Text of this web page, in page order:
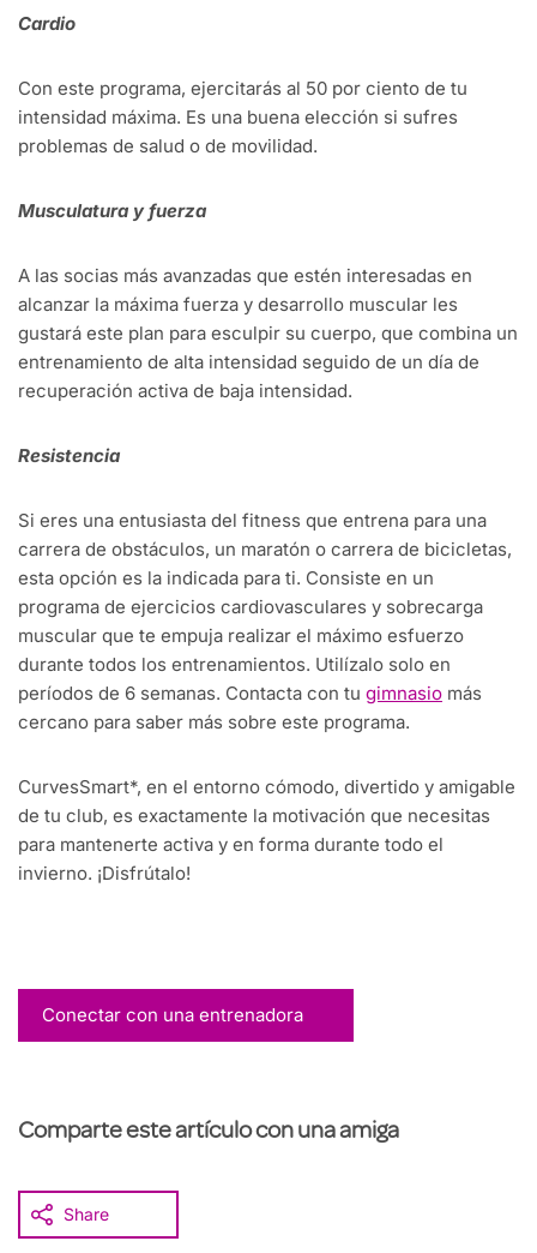
Cardio
Con este programa, ejercitarás al 50 por ciento de tu
intensidad máxima. Es una buena elección si sufres
problemas de salud o de movilidad.
Musculatura y fuerza
A las socias más avanzadas que estén interesadas en
alcanzar la máxima fuerza y desarrollo muscular les
gustará este plan para esculpir su cuerpo, que combina un
entrenamiento de alta intensidad seguido de un día de
recuperación activa de baja intensidad.
Resistencia
Si eres una entusiasta del fitness que entrena para una
carrera de obstáculos, un maratón o carrera de bicicletas,
esta opción es la indicada para ti. Consiste en un
programa de ejercicios cardiovasculares y sobrecarga
muscular que te empuja realizar el máximo esfuerzo
durante todos los entrenamientos. Utilízalo solo en
períodos de 6 semanas. Contacta con tu gimnasio más
cercano para saber más sobre este programa.
CurvesSmart*, en el entorno cómodo, divertido y amigable
de tu club, es exactamente la motivación que necesitas
para mantenerte activa y en forma durante todo el
invierno. ¡Disfrútalo!
Conectar con una entrenadora
Comparte este artículo con una amiga
Share